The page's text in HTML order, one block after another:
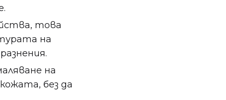
това
на
на
без да